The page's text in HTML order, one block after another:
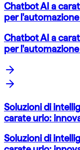
Chatbot AI a
per
Chatbot AI a
per
Soluzioni di
carate urio:
Soluzioni di